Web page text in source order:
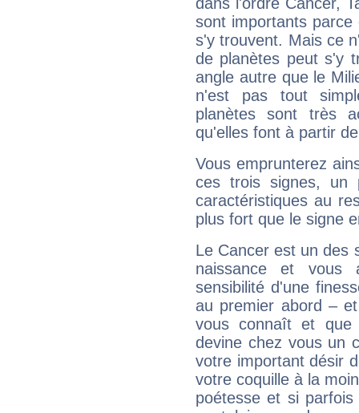
dans l'ordre Cancer,
sont importants parce
s'y trouvent. Mais ce
de planètes peut s'y
angle autre que le
n'est pas tout
planètes sont très
qu'elles font à partir
Vous emprunterez
ces trois signes, un
caractéristiques au
plus fort que le signe
Le Cancer est un des
naissance et vous
sensibilité d'une
au premier abord –
vous connaît et
devine chez vous un
votre important désir
votre coquille à la
poétesse et si